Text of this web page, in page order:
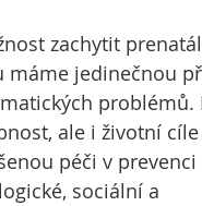
zachytit
máme jedinečnou
problémů.
ale i životní cíle
péči v prevenci
sociální a